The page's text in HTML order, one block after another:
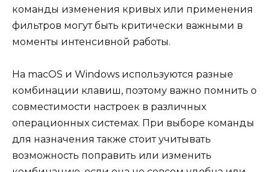
команды изменения кривых или применения
фильтров могут быть критически важными в
моменты интенсивной работы.
На macOS и Windows используются разные
комбинации клавиш, поэтому важно помнить о
совместимости настроек в различных
операционных системах. При выборе команды
для назначения также стоит учитывать
возможность поправить или изменить